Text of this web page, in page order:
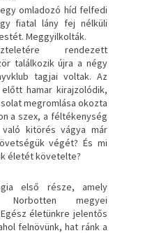
omladozó híd felfedi
fiatal lány fej nélküli
Meggyilkolták.
rendezett
találkozik újra a négy
tagjai voltak. Az
hamar kirajzolódik,
megromlása okozta
a szex, a féltékenység
kitörés vágya már
végét? És mi
életét követelte?
első része, amely
Norbotten megyei
életünkre jelentős
felnövünk, hat ránk a